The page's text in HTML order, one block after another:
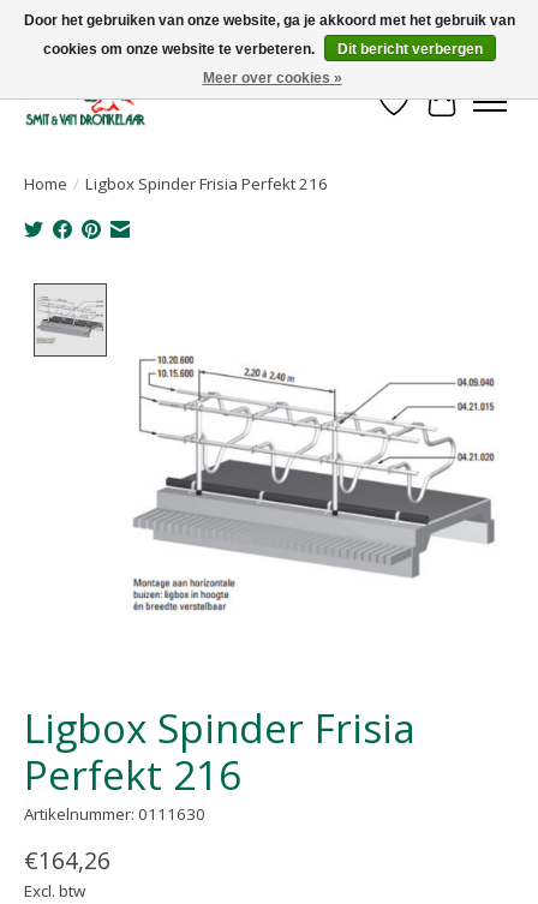
Uw leverancier voor stalinrichtingen en het opruwen van betonvloeren!
Verlanglijst
Home / Ligbox Spinder Frisia Perfekt 216
Ligbox Spinder Frisia
Perfekt 216
Artikelnummer: 0111630
€164,26
Excl. btw
Door het gebruiken van onze website, ga je akkoord met het gebruik van
cookies om onze website te verbeteren.
Dit bericht verbergen
Meer over cookies »